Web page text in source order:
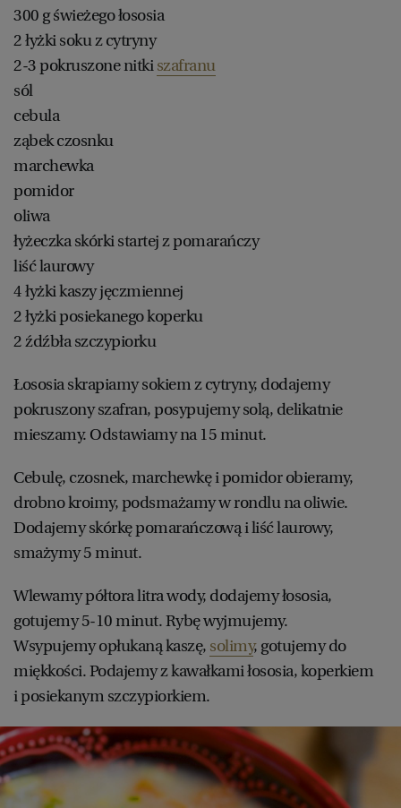
300 g świeżego łososia
2 łyżki soku z cytryny
2-3 pokruszone nitkiszafranu
sól
cebula
ząbek czosnku
marchewka
pomidor
oliwa
łyżeczka skórki startej z pomarańczy
liść laurowy
4 łyżki kaszy jęczmiennej
2 łyżki posiekanego koperku
2 źdźbła szczypiorku
Łososia skrapiamy sokiem z cytryny, dodajemy
pokruszony szafran, posypujemy solą, delikatnie
mieszamy. Odstawiamy na 15 minut.
Cebulę, czosnek, marchewkę i pomidor obieramy,
drobno kroimy, podsmażamy w rondlu na oliwie.
Dodajemy skórkę pomarańczową i liść laurowy,
smażymy 5 minut.
Wlewamy półtora litra wody, dodajemy łososia,
gotujemy 5-10 minut. Rybę wyjmujemy.
Wsypujemy opłukaną kaszę, solimy, gotujemy do
miękkości. Podajemy z kawałkami łososia, koperkiem
i posiekanym szczypiorkiem.